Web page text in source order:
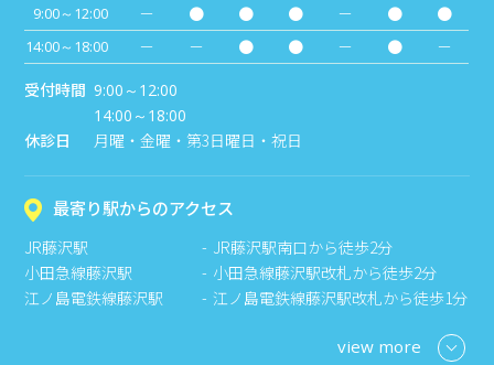
9:00～12:00 － ● ● ● － ● ●
14:00～18:00 － － ● ● － ●
－
受付時間 9:00～12:00
14:00～18:00
休診日 月曜・金曜・第3日曜日・祝日
最寄り駅からのアクセス
JR藤沢駅
JR藤沢駅南口から徒歩2分
小田急線藤沢駅
小田急線藤沢駅改札から徒歩2分
江ノ島電鉄線藤沢駅
江ノ島電鉄線藤沢駅改札から徒歩1分
view more